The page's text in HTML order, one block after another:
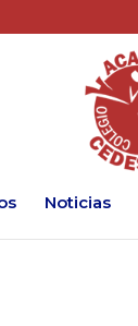
Noticias